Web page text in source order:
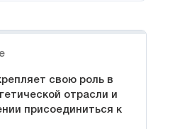
свою роль в
отрасли и
присоединиться к